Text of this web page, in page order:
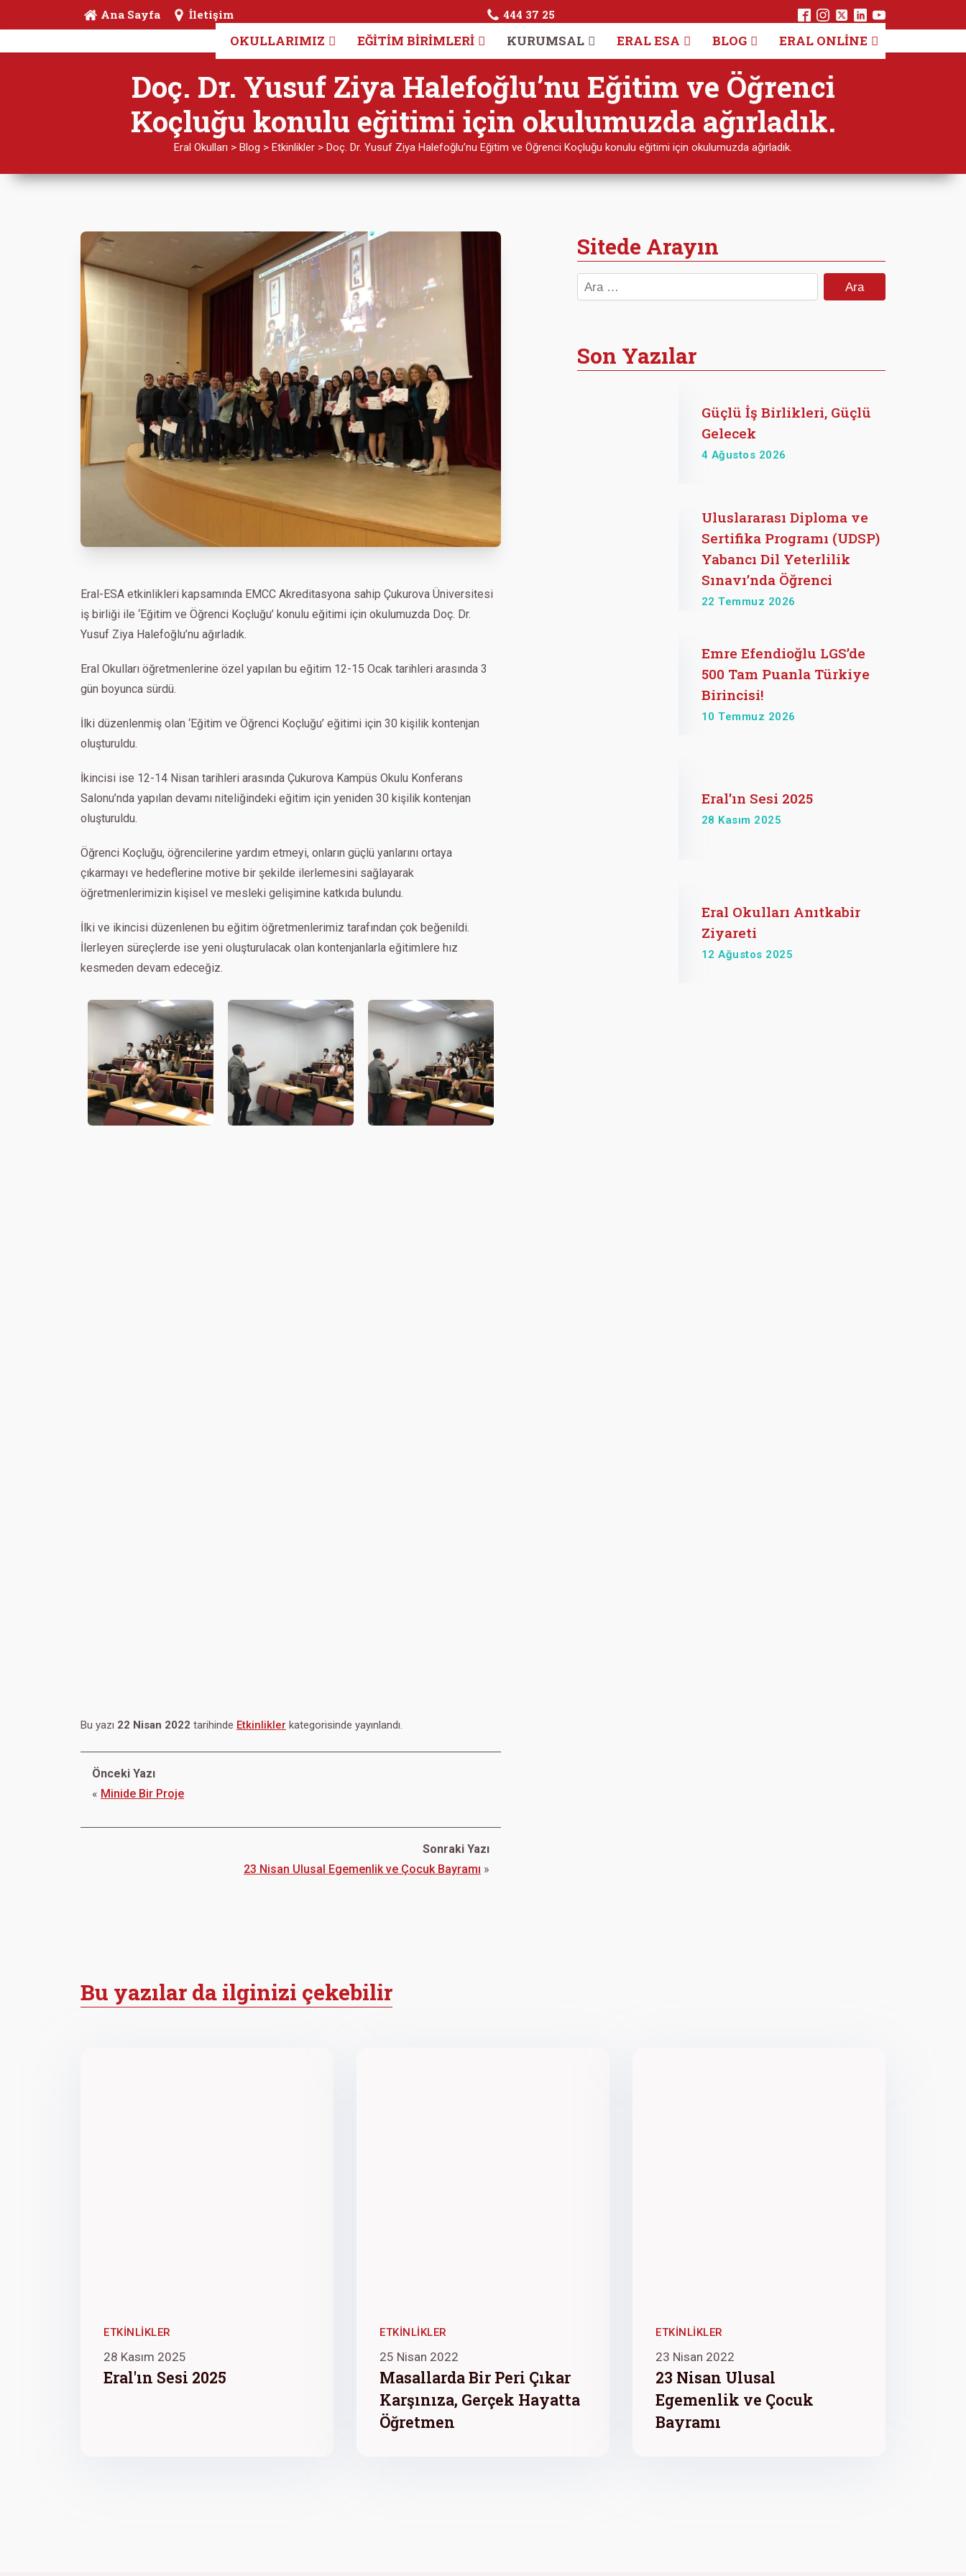
Ana Sayfa İletişim 444 37 25
OKULLARIMIZ EĞITIM BIRIMLERI KURUMSAL ERAL ESA BLOG ERAL ONLINE
Doç. Dr. Yusuf Ziya Halefoğlu’nu Eğitim ve Öğrenci
Koçluğu konulu eğitimi için okulumuzda ağırladık.
Eral Okulları > Blog > Etkinlikler > Doç. Dr. Yusuf Ziya Halefoğlu’nu Eğitim ve Öğrenci Koçluğu konulu eğitimi için okulumuzda ağırladık.
Eral-ESA etkinlikleri kapsamında EMCC Akreditasyona sahip Çukurova Üniversitesi
iş birliği ile ‘Eğitim ve Öğrenci Koçluğu’ konulu eğitimi için okulumuzda Doç. Dr.
Yusuf Ziya Halefoğlu’nu ağırladık.
Eral Okulları öğretmenlerine özel yapılan bu eğitim 12-15 Ocak tarihleri arasında 3
gün boyunca sürdü.
İlki düzenlenmiş olan ‘Eğitim ve Öğrenci Koçluğu’ eğitimi için 30 kişilik kontenjan
oluşturuldu.
İkincisi ise 12-14 Nisan tarihleri arasında Çukurova Kampüs Okulu Konferans
Salonu’nda yapılan devamı niteliğindeki eğitim için yeniden 30 kişilik kontenjan
oluşturuldu.
Öğrenci Koçluğu, öğrencilerine yardım etmeyi, onların güçlü yanlarını ortaya
çıkarmayı ve hedeflerine motive bir şekilde ilerlemesini sağlayarak
öğretmenlerimizin kişisel ve mesleki gelişimine katkıda bulundu.
İlki ve ikincisi düzenlenen bu eğitim öğretmenlerimiz tarafından çok beğenildi.
İlerleyen süreçlerde ise yeni oluşturulacak olan kontenjanlarla eğitimlere hız
kesmeden devam edeceğiz.
Bu yazı 22 Nisan 2022 tarihinde Etkinlikler kategorisinde yayınlandı.
Önceki Yazı
« Minide Bir Proje
Sonraki Yazı
23 Nisan Ulusal Egemenlik ve Çocuk Bayramı »
Sitede Arayın
Arama:
Son Yazılar
Güçlü İş Birlikleri, Güçlü
Gelecek
4 Ağustos 2026
Uluslararası Diploma ve
Sertifika Programı (UDSP)
Yabancı Dil Yeterlilik
Sınavı’nda Öğrenci
22 Temmuz 2026
Emre Efendioğlu LGS’de
500 Tam Puanla Türkiye
Birincisi!
10 Temmuz 2026
Eral'ın Sesi 2025
28 Kasım 2025
Eral Okulları Anıtkabir
Ziyareti
12 Ağustos 2025
Bu yazılar da ilginizi çekebilir
ETKINLIKLER
28 Kasım 2025
Eral'ın Sesi 2025
ETKINLIKLER
25 Nisan 2022
Masallarda Bir Peri Çıkar
Karşınıza, Gerçek Hayatta
Öğretmen
ETKINLIKLER
23 Nisan 2022
23 Nisan Ulusal
Egemenlik ve Çocuk
Bayramı